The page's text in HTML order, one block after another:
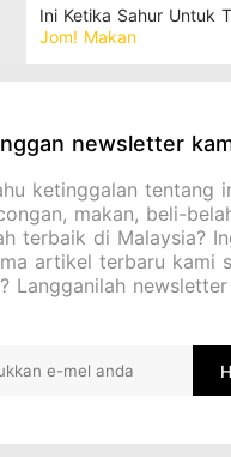
Jom! Makan
Ini Ketika Sahur Untuk
Berpuasa
newsletter
ketinggalan tentang
makan, beli-
terbaik di Malaysia?
artikel terbaru kami
Langganilah